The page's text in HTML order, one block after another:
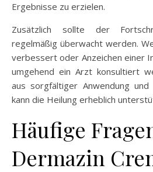
Ergebnisse zu erzielen.
Zusätzlich sollte der
regelmäßig überwacht werden.
verbessert oder Anzeichen einer
umgehend ein Arzt konsultiert
aus sorgfältiger Anwendung
kann die Heilung erheblich
Häufige
Dermazin